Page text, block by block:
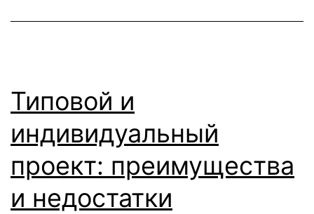
Типовой и
индивидуальный
проект: преимущества
и недостатки